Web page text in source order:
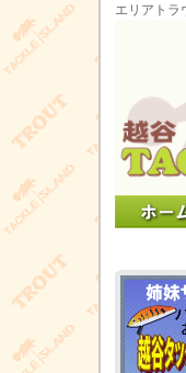
エリアト